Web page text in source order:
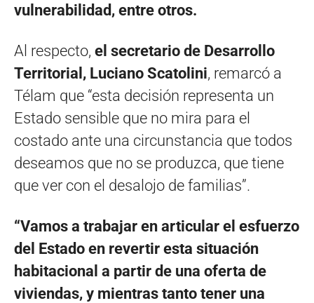
vulnerabilidad, entre otros.
Al respecto, el secretario de Desarrollo
Territorial, Luciano Scatolini, remarcó a
Télam que “esta decisión representa un
Estado sensible que no mira para el
costado ante una circunstancia que todos
deseamos que no se produzca, que tiene
que ver con el desalojo de familias”.
“Vamos a trabajar en articular el esfuerzo
del Estado en revertir esta situación
habitacional a partir de una oferta de
viviendas, y mientras tanto tener una